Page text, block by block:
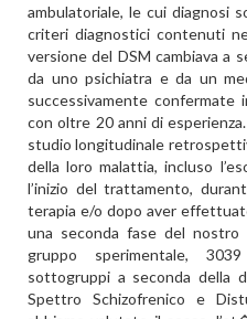
ambulatoriale, le cui diagnosi
criteri diagnostici contenuti
versione del DSM cambiava a
da uno psichiatra e da un
successivamente confermate
con oltre 20 anni di
studio longitudinale
della loro malattia, incluso
l’inizio del trattamento,
terapia e/o dopo aver
una seconda fase del
gruppo sperimentale,
sottogruppi a seconda della
Spettro Schizofrenico e